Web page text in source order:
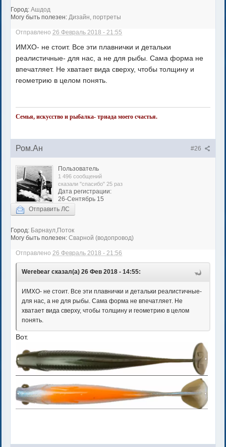
Город: Ашдод
Могу быть полезен: Дизайн, портреты
Отправлено26 Февраль 2018 - 21:55
ИМХО- не стоит. Все эти плавнички и детальки
реалистичные- для нас, а не для рыбы. Сама форма не
впечатляет. Не хватает вида сверху, чтобы толщину и
геометрию в целом понять.
Семья, искусство и рыбалка- триада моего счастья.
#26
Ром.Ан
Пользователь
1 496 сообщений
сказали "спасибо" 25 раз
Дата регистрации:
26-Сентябрь 15
Отправить ЛС
Город: Барнаул,Поток
Могу быть полезен: Сварной (водопровод)
Отправлено26 Февраль 2018 - 21:56
Werebear сказал(а) 26 Фев 2018 - 14:55:
ИМХО- не стоит. Все эти плавнички и детальки реалистичные-
для нас, а не для рыбы. Сама форма не впечатляет. Не
хватает вида сверху, чтобы толщину и геометрию в целом
понять.
Вот.